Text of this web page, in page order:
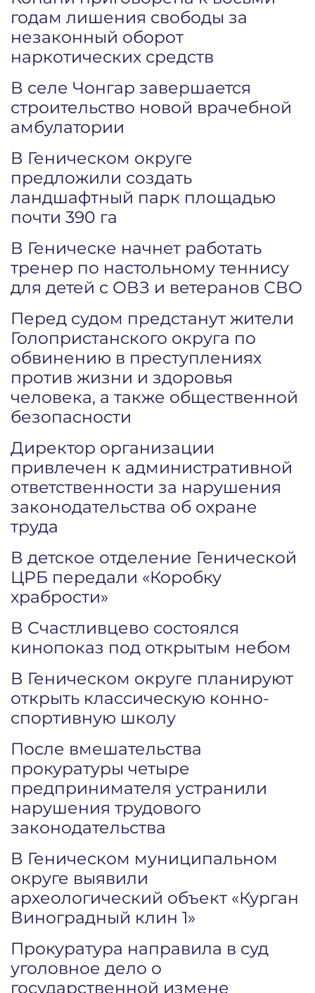
годам лишения свободы за
незаконный оборот
наркотических средств
В селе Чонгар завершается
строительство новой врачебной
амбулатории
В Геническом округе
предложили создать
ландшафтный парк площадью
почти 390 га
В Геническе начнет работать
тренер по настольному теннису
для детей с ОВЗ и ветеранов СВО
Перед судом предстанут жители
Голопристанского округа по
обвинению в преступлениях
против жизни и здоровья
человека, а также общественной
безопасности
Директор организации
привлечен к административной
ответственности за нарушения
законодательства об охране
труда
В детское отделение Генической
ЦРБ передали «Коробку
храбрости»
В Счастливцево состоялся
кинопоказ под открытым небом
В Геническом округе планируют
открыть классическую конно-
спортивную школу
После вмешательства
прокуратуры четыре
предпринимателя устранили
нарушения трудового
законодательства
В Геническом муниципальном
округе выявили
археологический объект «Курган
Виноградный клин 1»
Прокуратура направила в суд
уголовное дело о
государственной измене